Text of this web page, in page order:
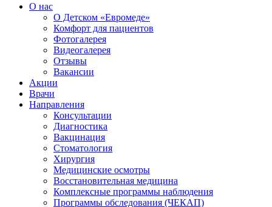
О нас
О Детском «Евромеде»
Комфорт для пациентов
Фотогалерея
Видеогалерея
Отзывы
Вакансии
Акции
Врачи
Направления
Консультации
Диагностика
Вакцинация
Стоматология
Хирургия
Медицинские осмотры
Восстановительная медицина
Комплексные программы наблюдения
Программы обследования (ЧЕКАП)